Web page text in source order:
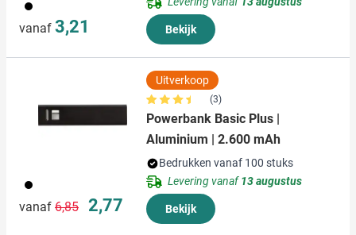
001
vanaf 3,21 Bekijk
001
vanaf Normale prijs
6,85 Speciale prijs
2,77
Uitverkoop
(3)
Powerbank Basic Plus |
Aluminium | 2.600 mAh
Bedrukken vanaf 100 stuks
Levering vanaf13 augustus
Bekijk